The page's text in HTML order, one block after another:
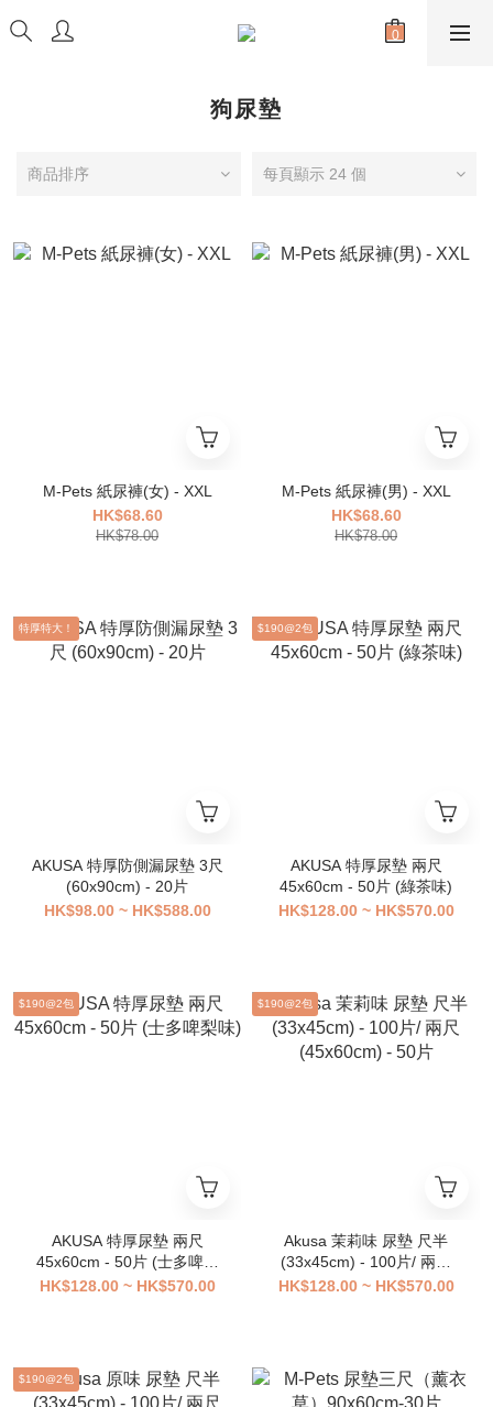
狗尿墊
商品排序 每頁顯示 24 個
M-Pets 紙尿褲(女) - XXL
HK$68.60
HK$78.00
M-Pets 紙尿褲(男) - XXL
HK$68.60
HK$78.00
特厚特大！
AKUSA 特厚防側漏尿墊 3尺
(60x90cm) - 20片
HK$98.00 ~ HK$588.00
$190@2包
AKUSA 特厚尿墊 兩尺
45x60cm - 50片 (綠茶味)
HK$128.00 ~ HK$570.00
$190@2包
AKUSA 特厚尿墊 兩尺
45x60cm - 50片 (士多啤梨
味)
HK$128.00 ~ HK$570.00
$190@2包
Akusa 茉莉味 尿墊 尺半
(33x45cm) - 100片/ 兩尺
(45x60cm) - 50片
HK$128.00 ~ HK$570.00
$190@2包